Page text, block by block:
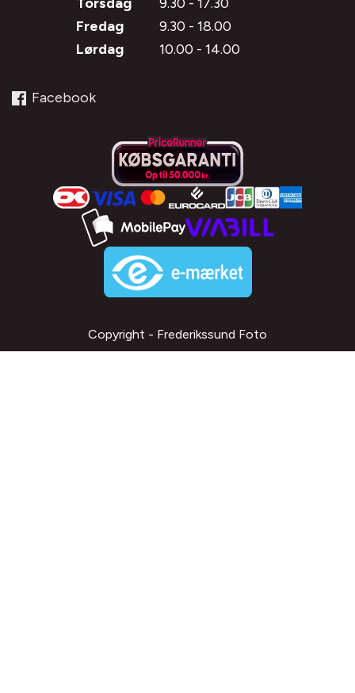
Fredag
9.30 - 18.00
Lørdag
10.00 - 14.00
Facebook
Copyright - Frederikssund Foto